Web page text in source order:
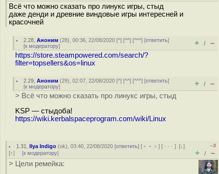
Всё что можно сказать про линукс игры, стыд
даже денди и древние виндовые игры интересней и
красочней
2.28 ,Аноним (28), 00:36, 22/08/2020 [^] [^^] [^^^] [ответить]
[к модератору] + / –
https://store.steampowered.com/search/?
filter=topsellers&os=linux
2.29 ,Аноним (29), 02:07, 22/08/2020 [^] [^^] [^^^] [ответить]
[к модератору] + / –
> Всё что можно сказать про линукс игры, стыд
KSP — стыдоба!
https://wiki.kerbalspaceprogram.com/wiki/Linux
1.31 ,Ilya Indigo (ok), 03:40, 22/08/2020 [ответить] [ ﹢﹢﹢] [ · · ·][↓]
[↑] [к модератору]
–3
+ / –
> Цели ремейка: